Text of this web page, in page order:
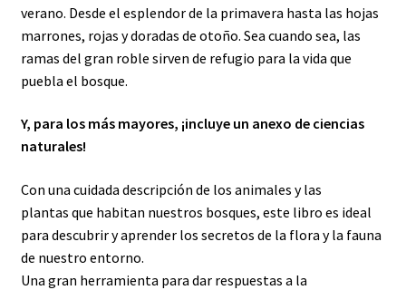
verano. Desde el esplendor de la primavera hasta las hojas
marrones, rojas y doradas de otoño. Sea cuando sea, las
ramas del gran roble sirven de refugio para la vida que
puebla el bosque.
Y, para los más mayores, ¡incluye un anexo de ciencias
naturales!
Con una cuidada descripción de los animales y las
plantas que habitan nuestros bosques, este libro es ideal
para descubrir y aprender los secretos de la flora y la fauna
de nuestro entorno.
Una gran herramienta para dar respuestas a la